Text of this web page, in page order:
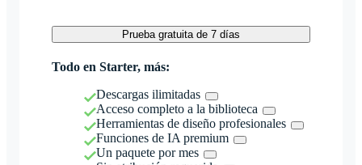
Prueba gratuita de 7 días
Todo en Starter, más:
Descargas ilimitadas
Acceso completo a la biblioteca
Herramientas de diseño profesionales
Funciones de IA premium
Un paquete por mes